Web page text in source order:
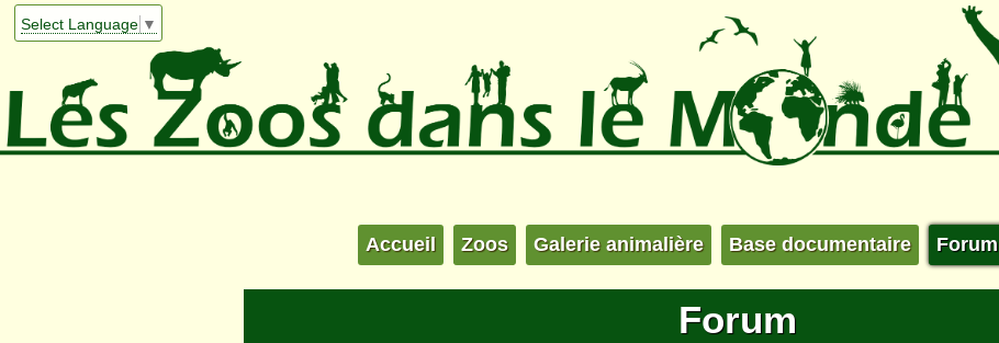
Select Language ▼
Accueil Zoos Galerie animalière Base documentaire Forum
Forum